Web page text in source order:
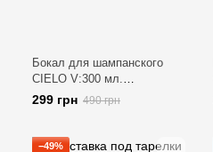
Бокал для шампанского
CIELO V:300 мл.
1000462101
299 грн 490 грн
−49%